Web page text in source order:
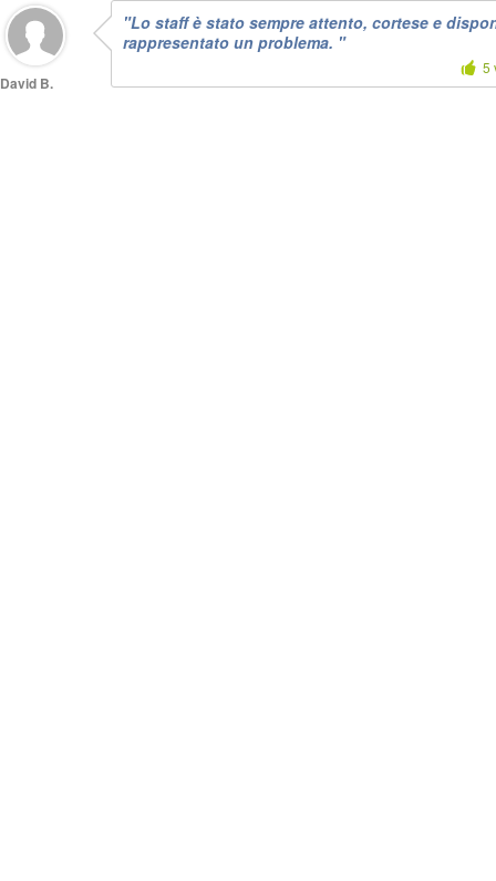
David B.
"Lo staff è stato sempre attento, cortese e
rappresentato un problema. "
5